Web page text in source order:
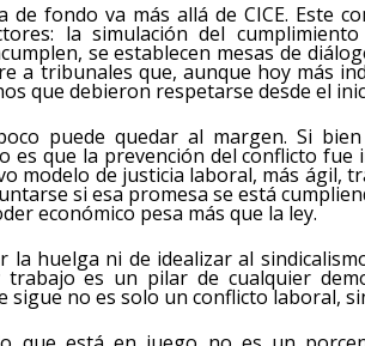
de fondo va más allá de CICE. Este
la simulación del
se establecen mesas de
a tribunales que, aunque hoy más
que debieron respetarse desde el
puede quedar al margen. Si
es que la prevención del conflicto
modelo de justicia laboral, más ágil,
si esa promesa se está
económico pesa más que la ley.
huelga ni de idealizar al
es un pilar de cualquier
sigue no es solo un conflicto laboral,